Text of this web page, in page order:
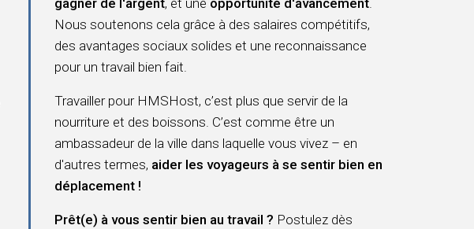
Nous soutenons cela grâce à des salaires compétitifs,
des avantages sociaux solides et une reconnaissance
pour un travail bien fait.
Travailler pour HMSHost, c’est plus que servir de la
nourriture et des boissons. C’est comme être un
ambassadeur de la ville dans laquelle vous vivez – en
d'autres termes, aider les voyageurs à se sentir bien en
déplacement !
Prêt(e) à vous sentir bien au travail ? Postulez dès